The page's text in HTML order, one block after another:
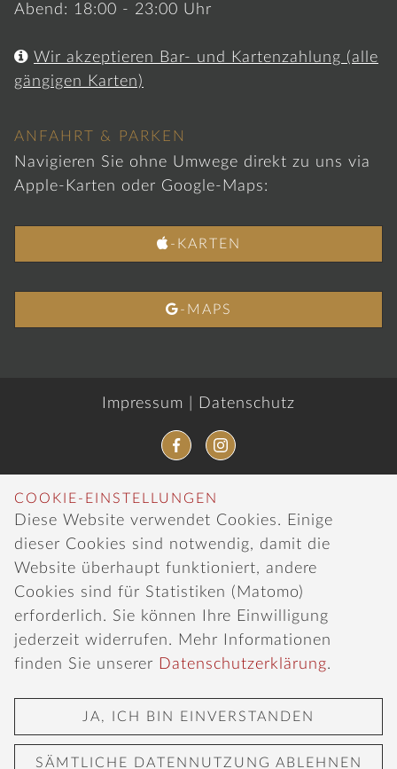
Abend: 18:00 - 23:00 Uhr
 Wir akzeptieren Bar- und Kartenzahlung (alle
gängigen Karten)
ANFAHRT & PARKEN
Navigieren Sie ohne Umwege direkt zu uns via
Apple-Karten oder Google-Maps:
-KARTEN
-MAPS
Impressum Datenschutz
COOKIE-EINSTELLUNGEN
Diese Website verwendet Cookies. Einige
dieser Cookies sind notwendig, damit die
Website überhaupt funktioniert, andere
Cookies sind für Statistiken (Matomo)
erforderlich. Sie können Ihre Einwilligung
jederzeit widerrufen. Mehr Informationen
finden Sie unserer Datenschutzerklärung.
JA, ICH BIN EINVERSTANDEN
SÄMTLICHE DATENNUTZUNG ABLEHNEN